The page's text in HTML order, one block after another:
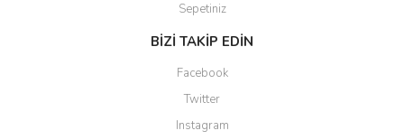
Sepetiniz
BİZİ TAKİP EDİN
Facebook
Twitter
Instagram